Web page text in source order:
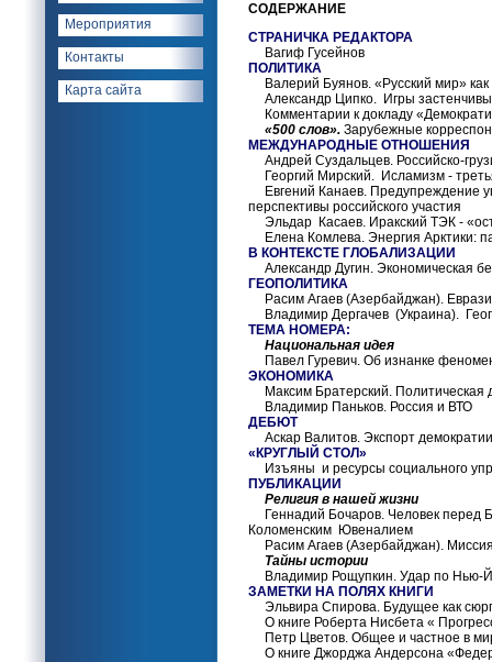
Мероприятия
Контакты
Карта сайта
СОДЕРЖАНИЕ
СТРАНИЧКА РЕДАКТОРА
Вагиф Гусейнов
ПОЛИТИКА
Валерий Буянов. «Русский мир» как
Александр Ципко. Игры
Комментарии к докладу
«500 слов». Зарубежные
МЕЖДУНАРОДНЫЕ ОТНОШЕНИЯ
Андрей Суздальцев. Российско-
Георгий Мирский. Исламизм -
Евгений Канаев. Предупреждение
перспективы российского участия
Эльдар Касаев. Иракский ТЭК -
Елена Комлева. Энергия Арктики:
В КОНТЕКСТЕ ГЛОБАЛИЗАЦИИ
Александр Дугин. Экономическая
ГЕОПОЛИТИКА
Расим Агаев (Азербайджан).
Владимир Дергачев (Украина).
ТЕМА НОМЕРА:
Национальная идея
Павел Гуревич. Об изнанке
ЭКОНОМИКА
Максим Братерский. Политическая
Владимир Паньков. Россия и ВТО
ДЕБЮТ
Аскар Валитов. Экспорт
«КРУГЛЫЙ СТОЛ»
Изъяны и ресурсы социального
ПУБЛИКАЦИИ
Религия в нашей жизни
Геннадий Бочаров. Человек перед
Коломенским Ювеналием
Расим Агаев (Азербайджан).
Тайны истории
Владимир Рощупкин. Удар по Нью-
ЗАМЕТКИ НА ПОЛЯХ КНИГИ
Эльвира Спирова. Будущее как
О книге Роберта Нисбета «
Петр Цветов. Общее и частное в
О книге Джорджа Андерсона